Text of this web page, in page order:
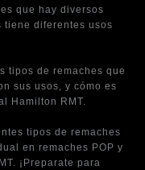
que hay diversos
tiene diferentes usos
tipos de remaches que
sus usos, y cómo es
Hamilton RMT.
tipos de remaches
en remaches POP y
¡Preparate para